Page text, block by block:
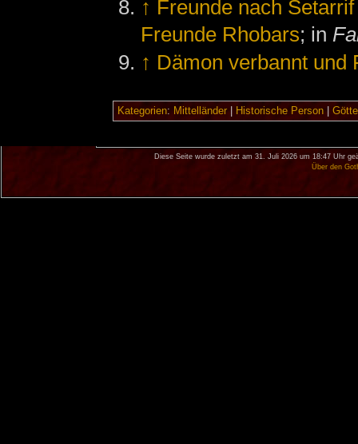
↑ Freunde nach
Freunde Rhobars; in
↑ Dämon verbannt und
Kategorien: Mittelländer| Historische Person|
Diese Seite wurde zuletzt am 31. Juli 2026 um 18:47 Uhr
Über den